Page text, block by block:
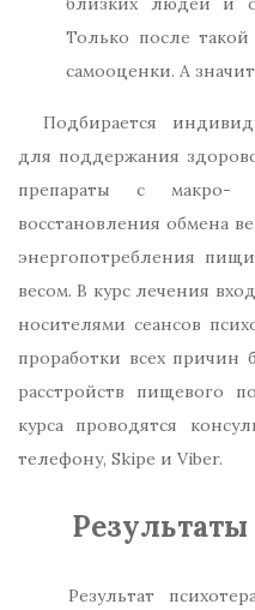
Только после
самооценки. А
Подбирается
для поддержания
препараты с макро-
восстановления обмена
энергопотребления
весом. В курс лечения
носителями сеансов
проработки всех причин
расстройств пищевого
курса проводятся
телефону, Skipe и Viber.
Результат